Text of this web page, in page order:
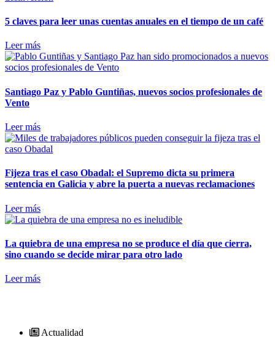
5 claves para leer unas cuentas anuales en el tiempo de un café
Leer más
Santiago Paz y Pablo Guntiñas, nuevos socios profesionales de
Vento
Leer más
Fijeza tras el caso Obadal: el Supremo dicta su primera
sentencia en Galicia y abre la puerta a nuevas reclamaciones
Leer más
La quiebra de una empresa no se produce el día que cierra,
sino cuando se decide mirar para otro lado
Leer más
Actualidad